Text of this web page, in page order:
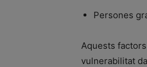
Persones
Aquests
vulnerabilitat